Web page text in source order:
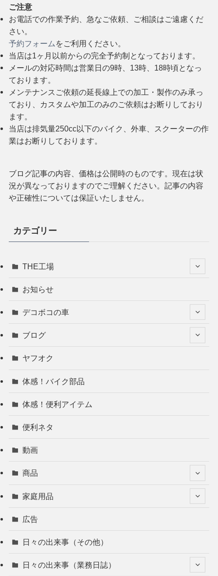
ご注意
お電話での作業予約、急なご依頼、ご相談はご遠慮くだ
さい。
予約フォーム をご利用ください。
当店は1ヶ月以前からの完全予約制となっております。
メールの対応時間は営業日の9時、13時、18時頃となっ
ております。
メンテナンスご依頼の延長線上での加工・製作のみ承っ
ており、カスタムや加工のみのご依頼はお断りしており
ます。
当店は排気量250cc以下のバイク、外車、スクーターの作
業はお断りしております。
ブログ記事の内容、価格は公開時のものです。現在は状
況が異なっておりますのでご理解ください。記事の内容
や正確性については保証いたしません。
カテゴリー
THE工場
お知らせ
デコボコの車
ブログ
ヤフオク
体感！バイク部品
体感！便利アイテム
便利ネタ
動画
商品
家庭用品
広告
日々の出来事（その他）
日々の出来事（業務日誌）